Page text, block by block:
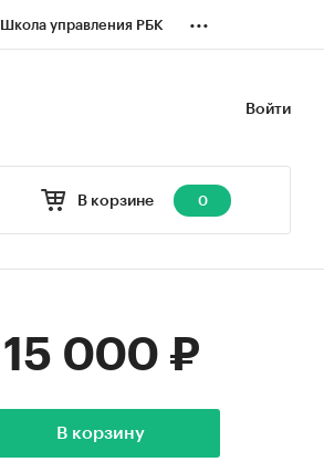
Школа управления РБК ...
Войти
В корзине 0
15 000 ₽
В корзину